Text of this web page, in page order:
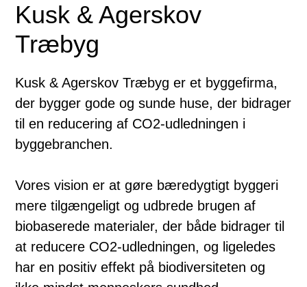
Kusk & Agerskov
Træbyg
Kusk & Agerskov Træbyg er et byggefirma,
der bygger gode og sunde huse, der bidrager
til en reducering af CO2-udledningen i
byggebranchen.
Vores vision er at gøre bæredygtigt byggeri
mere tilgængeligt og udbrede brugen af
biobaserede materialer, der både bidrager til
at reducere CO2-udledningen, og ligeledes
har en positiv effekt på biodiversiteten og